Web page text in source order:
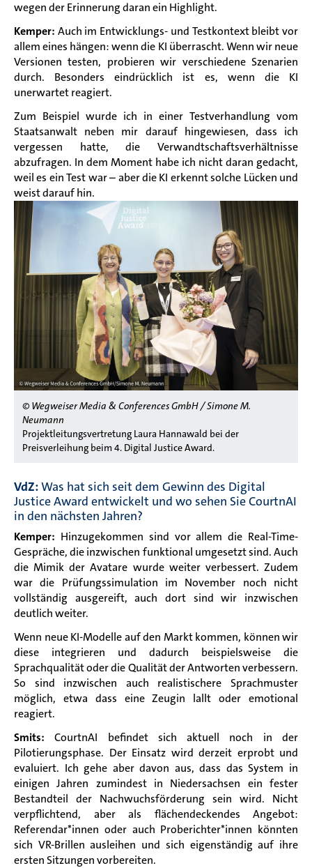
wegen der Erinnerung daran ein Highlight.
Kemper: Auch im Entwicklungs- und Testkontext bleibt vor
allem eines hängen: wenn die KI überrascht. Wenn wir neue
Versionen testen, probieren wir verschiedene Szenarien
durch. Besonders eindrücklich ist es, wenn die KI
unerwartet reagiert.
Zum Beispiel wurde ich in einer Testverhandlung vom
Staatsanwalt neben mir darauf hingewiesen, dass ich
vergessen hatte, die Verwandtschaftsverhältnisse
abzufragen. In dem Moment habe ich nicht daran gedacht,
weil es ein Test war – aber die KI erkennt solche Lücken und
weist darauf hin.
© Wegweiser Media & Conferences GmbH / Simone M.
Neumann
Projektleitungsvertretung Laura Hannawald bei der
Preisverleihung beim 4. Digital Justice Award.
VdZ:Was hat sich seit dem Gewinn des Digital
Justice Award entwickelt und wo sehen Sie CourtnAI
in den nächsten Jahren?
Kemper: Hinzugekommen sind vor allem die Real-Time-
Gespräche, die inzwischen funktional umgesetzt sind. Auch
die Mimik der Avatare wurde weiter verbessert. Zudem
war die Prüfungssimulation im November noch nicht
vollständig ausgereift, auch dort sind wir inzwischen
deutlich weiter.
Wenn neue KI-Modelle auf den Markt kommen, können wir
diese integrieren und dadurch beispielsweise die
Sprachqualität oder die Qualität der Antworten verbessern.
So sind inzwischen auch realistischere Sprachmuster
möglich, etwa dass eine Zeugin lallt oder emotional
reagiert.
Smits: CourtnAI befindet sich aktuell noch in der
Pilotierungsphase. Der Einsatz wird derzeit erprobt und
evaluiert. Ich gehe aber davon aus, dass das System in
einigen Jahren zumindest in Niedersachsen ein fester
Bestandteil der Nachwuchsförderung sein wird. Nicht
verpflichtend, aber als flächendeckendes Angebot:
Referendar*innen oder auch Proberichter*innen könnten
sich VR-Brillen ausleihen und sich eigenständig auf ihre
ersten Sitzungen vorbereiten.